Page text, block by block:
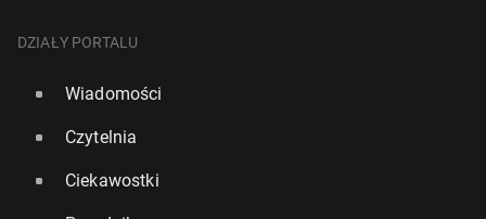
DZIAŁY PORTALU
Wiadomości
Czytelnia
Ciekawostki